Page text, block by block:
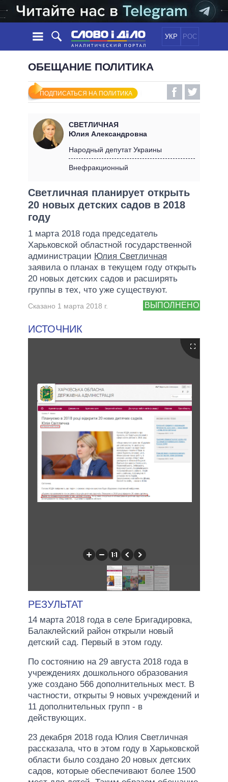
УКР РОС
НОВОСТИ
ЛЕНТА
СОБЫТИЯ
СТАТЬИ
МНЕНИЯ
ОБЗОРЫ
ДАЙДЖЕСТЫ
ПОЛИТИКА
ЭКОНОМИКА
МИР
ОБЕЩАНИЯ
ВСЕ ПОЛИТИКИ
ПРЕЗИДЕНТ И ОФИС
ГЛАВЫ ОБЛАДМИНИСТРАЦИЙ
МЭРЫ
ВСЕ ПЕРСОНЫ
ИНФОГРАФИКА
ВИДЕО
СРАВНЕНИЕ ПОЛИТИКОВ
ОБЕЩАНИЕ ПОЛИТИКА
ПОДПИСАТЬСЯ НА ПОЛИТИКА
СВЕТЛИЧНАЯ
Юлия Александровна
Народный депутат Украины
Внефракционный
Светличная планирует открыть
20 новых детских садов в 2018
году
1 марта 2018 года председатель
Харьковской областной государственной
администрации Юлия Светличная
заявила о планах в текущем году открыть
20 новых детских садов и расширять
группы в тех, что уже существуют.
ВЫПОЛНЕНО
Сказано 1 марта 2018 г.
ИСТОЧНИК
РЕЗУЛЬТАТ
14 марта 2018 года в селе Бригадировка,
Балаклейский район открыли новый
детский сад. Первый в этом году.
По состоянию на 29 августа 2018 года в
учреждениях дошкольного образования
уже создано 566 дополнительных мест. В
частности, открыты 9 новых учреждений и
11 дополнительных групп - в
действующих.
23 декабря 2018 года Юлия Светличная
рассказала, что в этом году в Харьковской
области было создано 20 новых детских
садов, которые обеспечивают более 1500